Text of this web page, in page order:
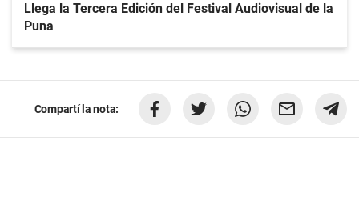
Llega la Tercera Edición del Festival Audiovisual de la
Puna
Compartí la nota: